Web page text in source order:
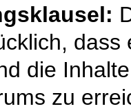
die
zu